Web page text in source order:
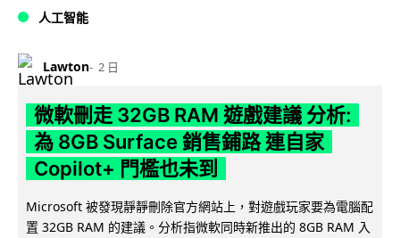
人工智能
Lawton 2 日
微軟刪走 32GB RAM 遊戲建議 分析:
為 8GB Surface 銷售鋪路 連自家
Copilot+ 門檻也未到
Microsoft 被發現靜靜刪除官方網站上，對遊戲玩家要為電腦配
置 32GB RAM 的建議。分析指微軟同時新推出的 8GB RAM 入